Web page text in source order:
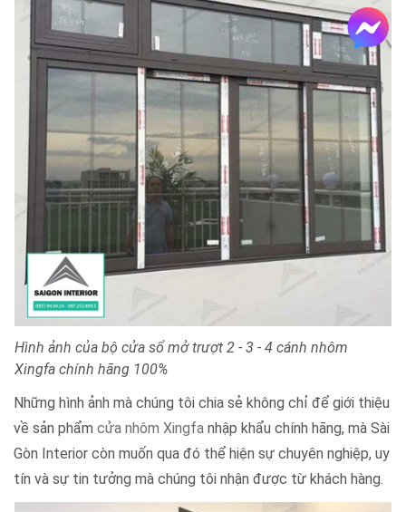
Hình ảnh của bộ cửa sổ mở trượt 2 - 3 - 4 cánh nhôm
Xingfa chính hãng 100%
Những hình ảnh mà chúng tôi chia sẻ không chỉ để giới thiệu
về sản phẩm cửa nhôm Xingfa nhập khẩu chính hãng, mà Sài
Gòn Interior còn muốn qua đó thể hiện sự chuyên nghiệp, uy
tín và sự tin tưởng mà chúng tôi nhận được từ khách hàng.